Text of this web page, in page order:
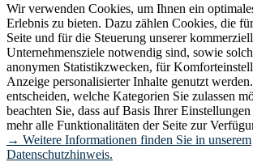
Wir verwenden Cookies, um Ihnen ein
Erlebnis zu bieten. Dazu zählen Cookies, die
Seite und für die Steuerung unserer
Unternehmensziele notwendig sind, sowie
anonymen Statistikzwecken, für
Anzeige personalisierter Inhalte genutzt
entscheiden, welche Kategorien Sie zulassen
beachten Sie, dass auf Basis Ihrer
mehr alle Funktionalitäten der Seite zur
→ Weitere Informationen finden Sie in unserem
Datenschutzhinweis.